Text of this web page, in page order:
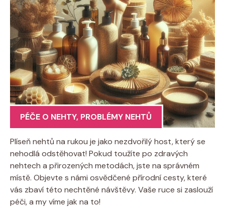
PÉČE O NEHTY, PROBLÉMY NEHTŮ
Plíseň nehtů na rukou je jako nezdvořilý host, který se
nehodlá odstěhovat! Pokud toužíte po zdravých
nehtech a přirozených metodách, jste na správném
místě. Objevte s námi osvědčené přírodní cesty, které
vás zbaví této nechtěné návštěvy. Vaše ruce si zaslouží
péči, a my víme jak na to!